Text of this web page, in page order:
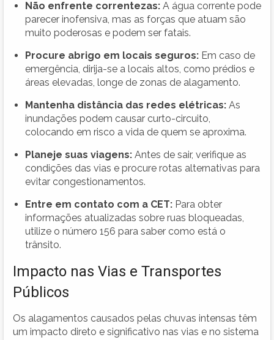
Não enfrente correntezas: A água corrente pode
parecer inofensiva, mas as forças que atuam são
muito poderosas e podem ser fatais.
Procure abrigo em locais seguros: Em caso de
emergência, dirija-se a locais altos, como prédios e
áreas elevadas, longe de zonas de alagamento.
Mantenha distância das redes elétricas: As
inundações podem causar curto-circuito,
colocando em risco a vida de quem se aproxima.
Planeje suas viagens: Antes de sair, verifique as
condições das vias e procure rotas alternativas para
evitar congestionamentos.
Entre em contato com a CET: Para obter
informações atualizadas sobre ruas bloqueadas,
utilize o número 156 para saber como está o
trânsito.
Impacto nas Vias e Transportes
Públicos
Os alagamentos causados pelas chuvas intensas têm
um impacto direto e significativo nas vias e no sistema